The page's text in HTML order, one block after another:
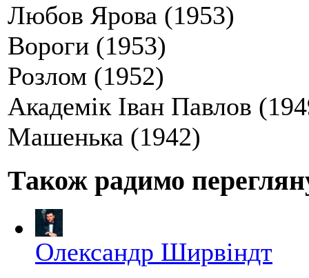
Любов Ярова (1953)
Вороги (1953)
Розлом (1952)
Академік Іван Павлов
Машенька (1942)
Також радимо
Олександр Ширвіндт